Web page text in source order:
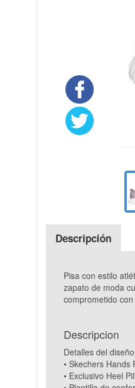
Descripción
Pisa con estilo
zapato de moda
comprometido
Descripcion
Detalles del diseño
• Skechers
• Exclusivo Heel